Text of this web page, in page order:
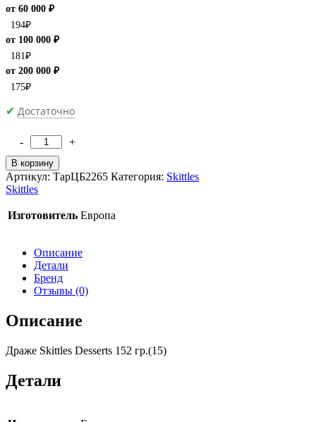
от 60 000 ₽
194₽
от 100 000 ₽
181 ₽
от 200 000 ₽
175₽
✔ Достаточно
Количество
товара
Драже
Skittles
Desserts
152
гр.
- +
В корзину
Артикул: ТарЦБ2265 Категория: Skittles
Skittles
Изготовитель Европа
Описание
Детали
Бренд
Отзывы (0)
Описание
Драже Skittles Desserts 152 гр.(15)
Детали